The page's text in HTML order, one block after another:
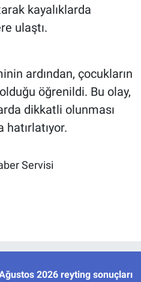
kayalıklarda
ulaştı.
ardından, çocukların
öğrenildi. Bu olay,
dikkatli olunması
Servisi
2026 reyting sonuçları